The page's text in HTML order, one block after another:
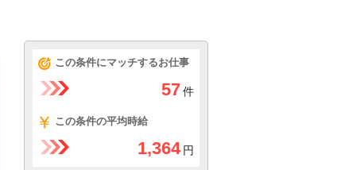
この条件にマッチするお仕事
57 件
この条件の平均時給
1,364 円